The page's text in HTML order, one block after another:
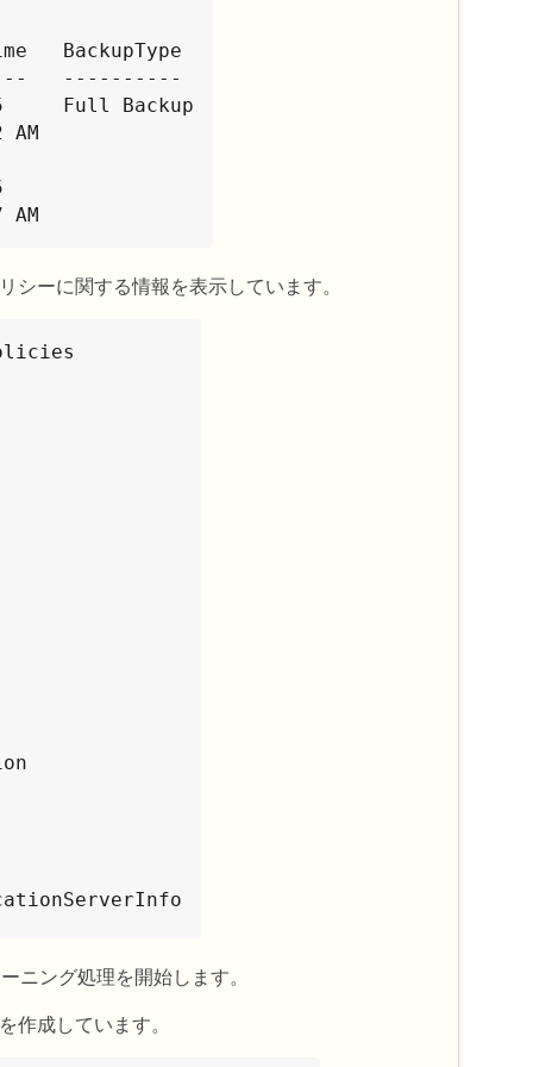
BackupType
----------
Full Backup
11:23:17 AM
ーに関する情報を表示しています。
ニング処理を開始します。
作成しています。